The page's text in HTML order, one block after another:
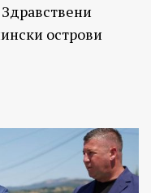
острови